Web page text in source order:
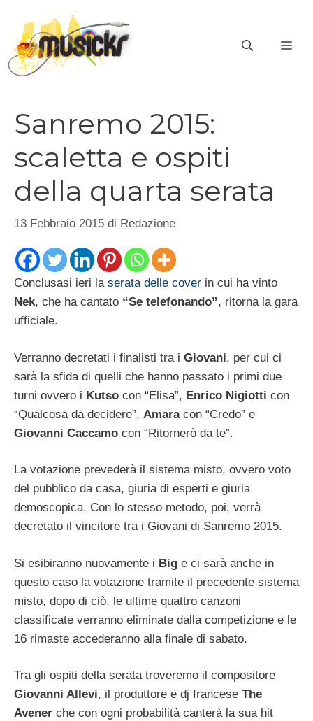
contenuto
Sanremo 2015:
scaletta e ospiti
della quarta serata
13 Febbraio 2015 di Redazione
Conclusasi ieri la serata delle cover in cui ha vinto
Nek, che ha cantato “Se telefonando”, ritorna la gara
ufficiale.
Verranno decretati i finalisti tra i Giovani, per cui ci
sarà la sfida di quelli che hanno passato i primi due
turni ovvero i Kutso con “Elisa”, Enrico Nigiotti con
“Qualcosa da decidere”, Amaracon “Credo” e
Giovanni Caccamo con “Ritornerò da te”.
La votazione prevederà il sistema misto, ovvero voto
del pubblico da casa, giuria di esperti e giuria
demoscopica. Con lo stesso metodo, poi, verrà
decretato il vincitore tra i Giovani di Sanremo 2015.
Si esibiranno nuovamente i Big e ci sarà anche in
questo caso la votazione tramite il precedente sistema
misto, dopo di ciò, le ultime quattro canzoni
classificate verranno eliminate dalla competizione e le
16 rimaste accederanno alla finale di sabato.
Tra gli ospiti della serata troveremo il compositore
Giovanni Allevi, il produttore e dj francese The
Avener che con ogni probabilità canterà la sua hit